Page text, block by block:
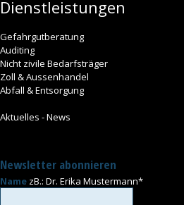
Dienstleistungen
Gefahrgutberatung
Auditing
Nicht zivile Bedarfsträger
Zoll & Aussenhandel
Abfall & Entsorgung
Aktuelles - News
Newsletter abonnieren
Name zB.: Dr. Erika Mustermann*